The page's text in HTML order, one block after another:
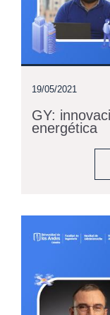
19/05/2021
GY:
energética